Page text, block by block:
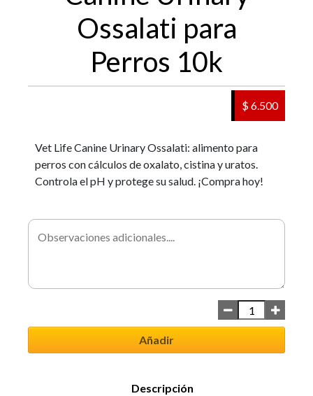
Ossalati para
Perros 10k
$ 6.500
Vet Life Canine Urinary Ossalati: alimento para
perros con cálculos de oxalato, cistina y uratos.
Controla el pH y protege su salud. ¡Compra hoy!
Añadir
Descripción